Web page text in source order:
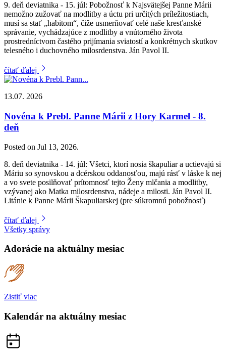
9. deň deviatnika - 15. júl: Pobožnosť k Najsvätejšej Panne Márii
nemožno zužovať na modlitby a úctu pri určitých príležitostiach,
musí sa stať „habitom“, čiže usmerňovať celé naše kresťanské
správanie, vychádzajúce z modlitby a vnútorného života
prostredníctvom častého prijímania sviatostí a konkrétnych skutkov
telesného i duchovného milosrdenstva. Ján Pavol II.
čítať ďalej
13.07. 2026
Novéna k Prebl. Panne Márii z Hory Karmel - 8.
deň
Posted on Jul 13, 2026.
8. deň deviatnika - 14. júl: Všetci, ktorí nosia škapuliar a uctievajú si
Máriu so synovskou a dcérskou oddanosťou, majú rásť v láske k nej
a vo svete posilňovať prítomnosť tejto Ženy mlčania a modlitby,
vzývanej ako Matka milosrdenstva, nádeje a milosti. Ján Pavol II.
Litánie k Panne Márii Škapuliarskej (pre súkromnú pobožnosť)
čítať ďalej
Všetky správy
Adorácie na aktuálny mesiac
Zistiť viac
Kalendár na aktuálny mesiac